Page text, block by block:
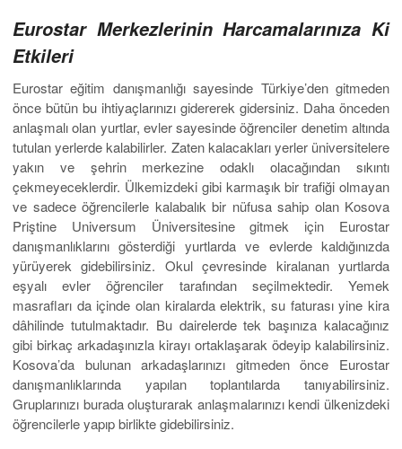
Eurostar Merkezlerinin Harcamalarınıza Ki
Etkileri
Eurostar eğitim danışmanlığı sayesinde Türkiye’den gitmeden
önce bütün bu ihtiyaçlarınızı gidererek gidersiniz. Daha önceden
anlaşmalı olan yurtlar, evler sayesinde öğrenciler denetim altında
tutulan yerlerde kalabilirler. Zaten kalacakları yerler üniversitelere
yakın ve şehrin merkezine odaklı olacağından sıkıntı
çekmeyeceklerdir. Ülkemizdeki gibi karmaşık bir trafiği olmayan
ve sadece öğrencilerle kalabalık bir nüfusa sahip olan Kosova
Priştine Universum Üniversitesine gitmek için Eurostar
danışmanlıklarını gösterdiği yurtlarda ve evlerde kaldığınızda
yürüyerek gidebilirsiniz. Okul çevresinde kiralanan yurtlarda
eşyalı evler öğrenciler tarafından seçilmektedir. Yemek
masrafları da içinde olan kiralarda elektrik, su faturası yine kira
dâhilinde tutulmaktadır. Bu dairelerde tek başınıza kalacağınız
gibi birkaç arkadaşınızla kirayı ortaklaşarak ödeyip kalabilirsiniz.
Kosova’da bulunan arkadaşlarınızı gitmeden önce Eurostar
danışmanlıklarında yapılan toplantılarda tanıyabilirsiniz.
Gruplarınızı burada oluşturarak anlaşmalarınızı kendi ülkenizdeki
öğrencilerle yapıp birlikte gidebilirsiniz.